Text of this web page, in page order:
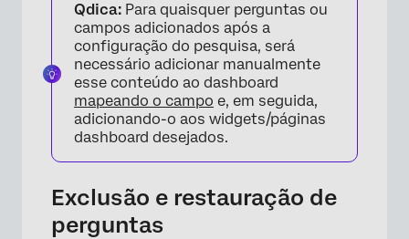
Qdica: Para quaisquer perguntas ou
campos adicionados após a
configuração do pesquisa, será
necessário adicionar manualmente
esse conteúdo ao dashboard
mapeando o campo e, em seguida,
adicionando-o aos widgets/páginas
dashboard desejados.
Exclusão e restauração de
perguntas